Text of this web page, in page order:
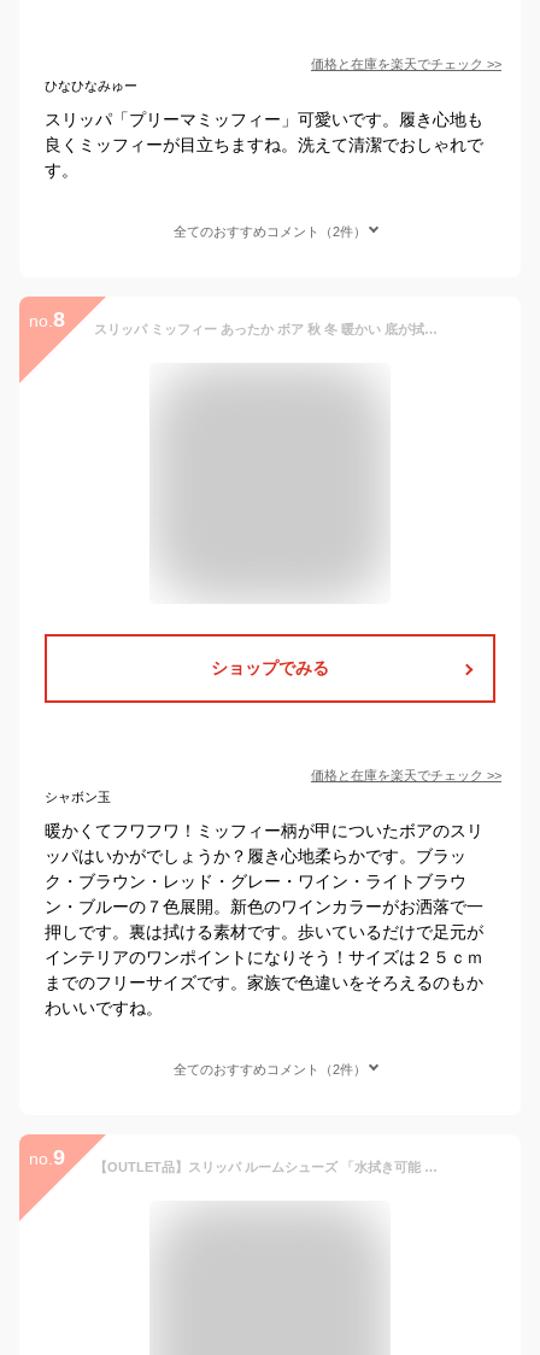
価格と在庫を楽天でチェック >>
ひなひなみゅー
スリッパ「プリーマミッフィー」可愛いです。履き心地も
良くミッフィーが目立ちますね。洗えて清潔でおしゃれで
す。
全てのおすすめコメント（2件）
no. 8 スリッパ ミッフィー あったか ボア 秋 冬 暖かい 底が拭ける かわいい 室内 リビング ルームシューズ 1足
ショップでみる
価格と在庫を楽天でチェック >>
シャボン玉
暖かくてフワフワ！ミッフィー柄が甲についたボアのスリ
ッパはいかがでしょうか？履き心地柔らかです。ブラッ
ク・ブラウン・レッド・グレー・ワイン・ライトブラウ
ン・ブルーの７色展開。新色のワインカラーがお洒落で一
押しです。裏は拭ける素材です。歩いているだけで足元が
インテリアのワンポイントになりそう！サイズは２５ｃｍ
までのフリーサイズです。家族で色違いをそろえるのもか
わいいですね。
全てのおすすめコメント（2件）
no. 9 【OUTLET品】スリッパ ルームシューズ 「水拭き可能 レザー ミッフィー スリッパ」 トイレ 来客用 PVC おしゃれ レディース かわいい 室内 室内履き 来客用 1足販売 愛和総業